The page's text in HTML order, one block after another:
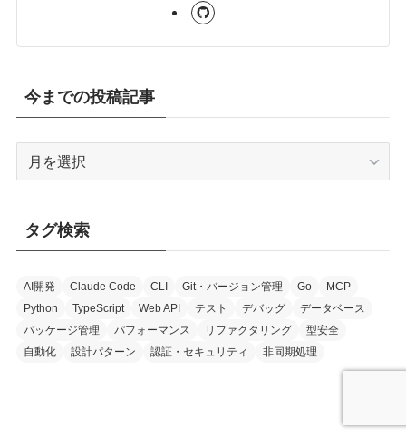
今までの投稿記事
投
記
事
タグ検索
AI開発 Claude Code CLI Git・バージョン管理 Go
MCP
Python
TypeScript Web API テスト デバッグ
データベース
パッケージ管理
パフォーマンス リファクタリング
型安全
自動化
設計パターン 認証・セキュリティ 非同期処理